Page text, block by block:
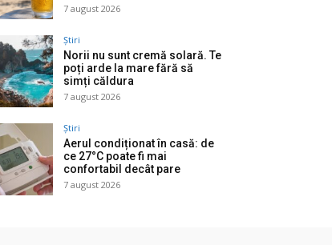
7 august 2026
Știri
Norii nu sunt cremă solară. Te
poți arde la mare fără să
simți căldura
7 august 2026
Știri
Aerul condiționat în casă: de
ce 27°C poate fi mai
confortabil decât pare
7 august 2026